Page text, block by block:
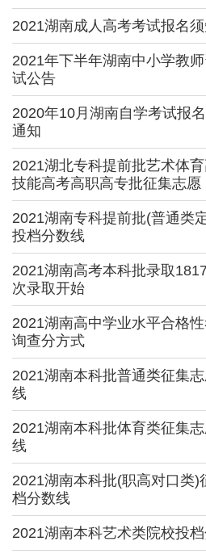
2021湖南成人高考考试报名
2021年下半年湖南中小学教
试公告
2020年10月湖南自学考试报
通知
2021湖北专科提前批艺术体
技能高考高职高专批征集志愿
2021湖南专科提前批(普通类
投档分数线
2021湖南高考本科批录取
次录取开始
2021湖南高中学业水平合格
询查分方式
2021湖南本科批普通类征集
线
2021湖南本科批体育类征集
线
2021湖南本科批(职高对口类)
档分数线
2021湖南本科艺术类院校投